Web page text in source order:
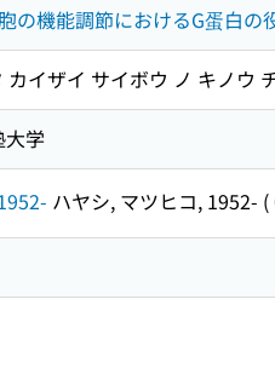
の機能調節におけるG蛋白の
イザイ サイボウ ノ キノウ
学
ハヤシ, マツヒコ, 1952- (